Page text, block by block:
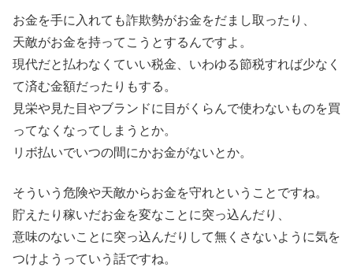
お金を手に入れても詐欺勢がお金をだまし取ったり、
天敵がお金を持ってこうとするんですよ。
現代だと払わなくていい税金、いわゆる節税すれば少なく
て済む金額だったりもする。
見栄や見た目やブランドに目がくらんで使わないものを買
ってなくなってしまうとか。
リボ払いでいつの間にかお金がないとか。
そういう危険や天敵からお金を守れということですね。
貯えたり稼いだお金を変なことに突っ込んだり、
意味のないことに突っ込んだりして無くさないように気を
つけようっていう話ですね。